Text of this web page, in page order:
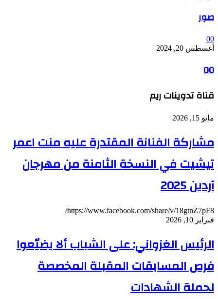
صور
00
أغسطس 20, 2024
00
قناة تدوينات ريم
مايو 15, 2026
مشاركة الفنانة المقتدرة عليه منت اعمر
تيشيت في النسخة الثامنة من مهرجان
آردين 2025
https://www.facebook.com/share/v/18gtnZ7pF8/
فبراير 10, 2026
الرئيس الغزواني: على الشباب ألا يضيّعوا
فرص المسابقات المقبلة المخصصة
لحملة الشهادات